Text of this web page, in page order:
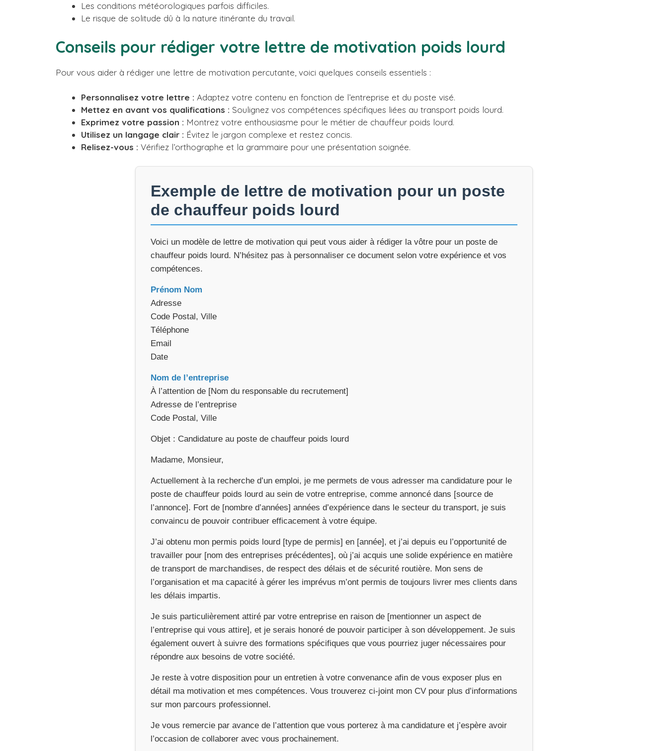
Les conditions météorologiques parfois difficiles.
Le risque de solitude dû à la nature itinérante du travail.
Conseils pour rédiger votre lettre de motivation poids lourd
Pour vous aider à rédiger une lettre de motivation percutante, voici quelques conseils essentiels :
Personnalisez votre lettre : Adaptez votre contenu en fonction de l’entreprise et du poste visé.
Mettez en avant vos qualifications : Soulignez vos compétences spécifiques liées au transport poids lourd.
Exprimez votre passion : Montrez votre enthousiasme pour le métier de chauffeur poids lourd.
Utilisez un langage clair : Évitez le jargon complexe et restez concis.
Relisez-vous : Vérifiez l’orthographe et la grammaire pour une présentation soignée.
Exemple de lettre de motivation pour un poste
de chauffeur poids lourd
Voici un modèle de lettre de motivation qui peut vous aider à rédiger la vôtre pour un poste de
chauffeur poids lourd. N’hésitez pas à personnaliser ce document selon votre expérience et vos
compétences.
Prénom Nom
Adresse
Code Postal, Ville
Téléphone
Email
Date
Nom de l’entreprise
À l’attention de [Nom du responsable du recrutement]
Adresse de l’entreprise
Code Postal, Ville
Objet : Candidature au poste de chauffeur poids lourd
Madame, Monsieur,
Actuellement à la recherche d’un emploi, je me permets de vous adresser ma candidature pour le
poste de chauffeur poids lourd au sein de votre entreprise, comme annoncé dans [source de
l’annonce]. Fort de [nombre d’années] années d’expérience dans le secteur du transport, je suis
convaincu de pouvoir contribuer efficacement à votre équipe.
J’ai obtenu mon permis poids lourd [type de permis] en [année], et j’ai depuis eu l’opportunité de
travailler pour [nom des entreprises précédentes], où j’ai acquis une solide expérience en matière
de transport de marchandises, de respect des délais et de sécurité routière. Mon sens de
l’organisation et ma capacité à gérer les imprévus m’ont permis de toujours livrer mes clients dans
les délais impartis.
Je suis particulièrement attiré par votre entreprise en raison de [mentionner un aspect de
l’entreprise qui vous attire], et je serais honoré de pouvoir participer à son développement. Je suis
également ouvert à suivre des formations spécifiques que vous pourriez juger nécessaires pour
répondre aux besoins de votre société.
Je reste à votre disposition pour un entretien à votre convenance afin de vous exposer plus en
détail ma motivation et mes compétences. Vous trouverez ci-joint mon CV pour plus d’informations
sur mon parcours professionnel.
Je vous remercie par avance de l’attention que vous porterez à ma candidature et j’espère avoir
l’occasion de collaborer avec vous prochainement.